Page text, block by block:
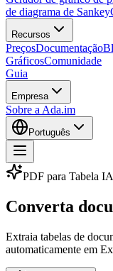
de diagrama de Sankey
Recursos
PreçosDocumentação
GráficosComunidade
Guia
Empresa
Sobre a Ada.im
Português
PDF para Tabela IA
Converta
Extraia tabelas de
automaticamente em